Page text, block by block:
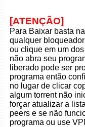
[ATENÇÃO]
Para Baixar basta
qualquer
ou clique em um
não abra seu
liberado pode ser
programa então
no lugar de clicar
algum torrent não
forçar atualizar a
peers e se não
programa ou use